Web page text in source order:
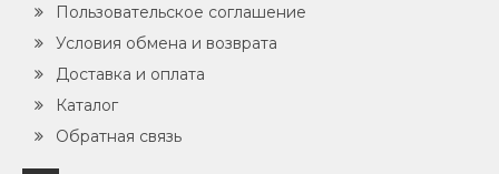
Пользовательское соглашение
Условия обмена и возврата
Доставка и оплата
Каталог
Обратная связь